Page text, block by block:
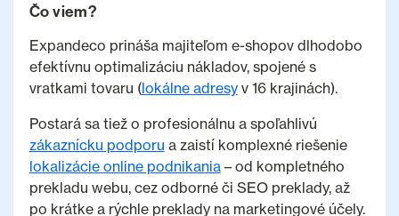
Čo viem?
Expandeco prináša majiteľom e-shopov dlhodobo
efektívnu optimalizáciu nákladov, spojené s
vratkami tovaru (lokálne adresyv 16 krajinách).
Postará sa tiež o profesionálnu a spoľahlivú
zákaznícku podporu a zaistí komplexné riešenie
lokalizácie online podnikania– od kompletného
prekladu webu, cez odborné či SEO preklady, až
po krátke a rýchle preklady na marketingové účely.